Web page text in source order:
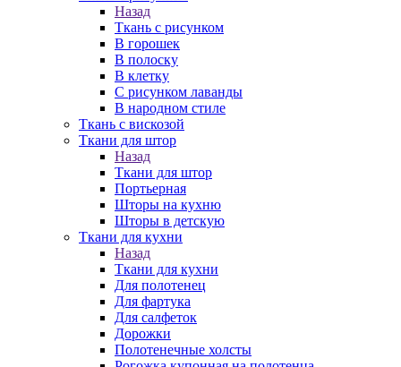
Назад
Ткань с рисунком
В горошек
В полоску
В клетку
С рисунком лаванды
В народном стиле
Ткань с вискозой
Ткани для штор
Назад
Ткани для штор
Портьерная
Шторы на кухню
Шторы в детскую
Ткани для кухни
Назад
Ткани для кухни
Для полотенец
Для фартука
Для салфеток
Дорожки
Полотенечные холсты